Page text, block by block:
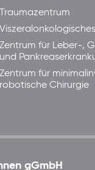
Traumazentrum
Zentrum für Leber-,
und
Zentrum für
robotische Chirurgie
gGmbH